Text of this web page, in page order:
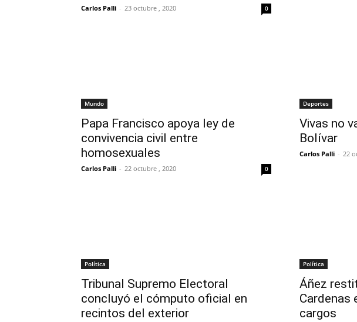
Carlos Palli - 23 octubre , 2020 0
Mundo
Papa Francisco apoya ley de
convivencia civil entre
homosexuales
Carlos Palli - 22 octubre , 2020 0
Deportes
Vivas no
Bolívar
Carlos Palli - 22
Política
Tribunal Supremo Electoral
concluyó el cómputo oficial en
recintos del exterior
Política
Áñez
Cardenas
cargos